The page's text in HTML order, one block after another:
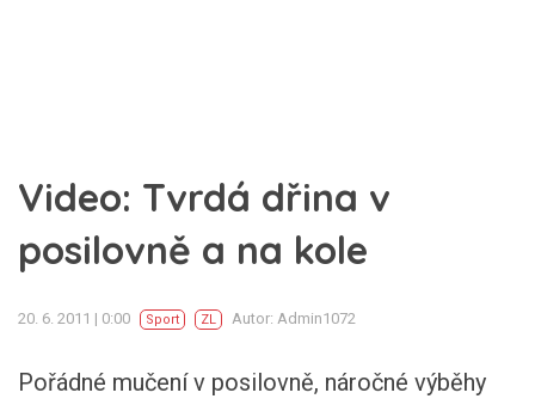
Video: Tvrdá dřina v
posilovně a na kole
20. 6. 2011 | 0:00 Sport ZL Autor: Admin1072
Pořádné mučení v posilovně, náročné výběhy